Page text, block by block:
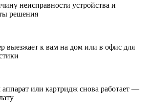
неисправности устройства и
решения
выезжает к вам на дом или в офис для
или картридж снова работает —